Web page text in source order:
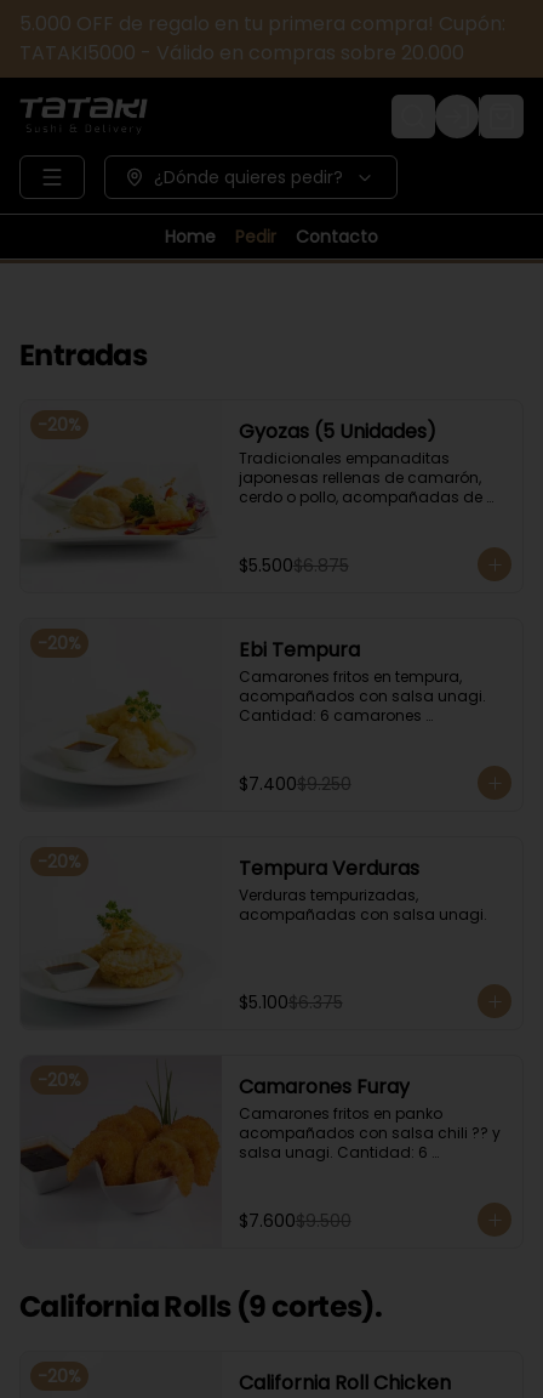
5.000 OFF de regalo en tu primera compra! Cupón:
TATAKI5000 - Válido en compras sobre 20.000
Login
¿Dónde quieres pedir?
Home Pedir Contacto
Entradas
-20% Gyozas (5 Unidades)
Tradicionales empanaditas
japonesas rellenas de camarón,
cerdo o pollo, acompañadas de
$5.500$6.875
-20% Ebi Tempura
Camarones fritos en tempura,
acompañados con salsa unagi.
Cantidad: 6 camarones
$7.400$9.250
-20% Tempura Verduras
Verduras tempurizadas,
acompañadas con salsa unagi.
$5.100$6.375
-20% Camarones Furay
Camarones fritos en panko
acompañados con salsa chili ?? y
salsa unagi. Cantidad: 6
$7.600$9.500
California Rolls (9 cortes).
-20% California Roll Chicken